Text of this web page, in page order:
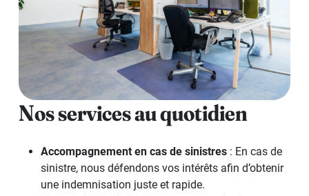
Nos services au quotidien
Accompagnement en cas de sinistres : En cas de
sinistre, nous défendons vos intérêts afin d’obtenir
une indemnisation juste et rapide.